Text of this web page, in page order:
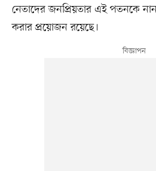
নেতাদের জনপ্রিয়তার এই পতনকে
করার প্রয়োজন রয়েছে।